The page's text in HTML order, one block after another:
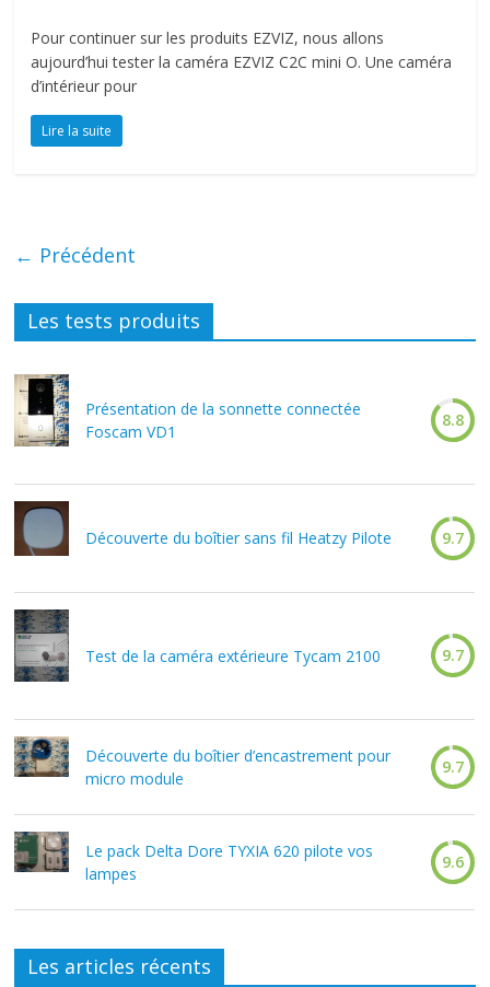
Pour continuer sur les produits EZVIZ, nous allons
aujourd’hui tester la caméra EZVIZ C2C mini O. Une caméra
d’intérieur pour
Lire la suite
← Précédent
Les tests produits
Présentation de la sonnette connectée
Foscam VD1
8.8
Découverte du boîtier sans fil Heatzy Pilote 9.7
Test de la caméra extérieure Tycam 2100 9.7
Découverte du boîtier d’encastrement pour
micro module
9.7
Le pack Delta Dore TYXIA 620 pilote vos
lampes
9.6
Les articles récents